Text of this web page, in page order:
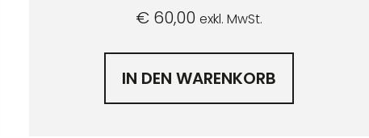
€60,00 exkl. MwSt.
IN DEN WARENKORB